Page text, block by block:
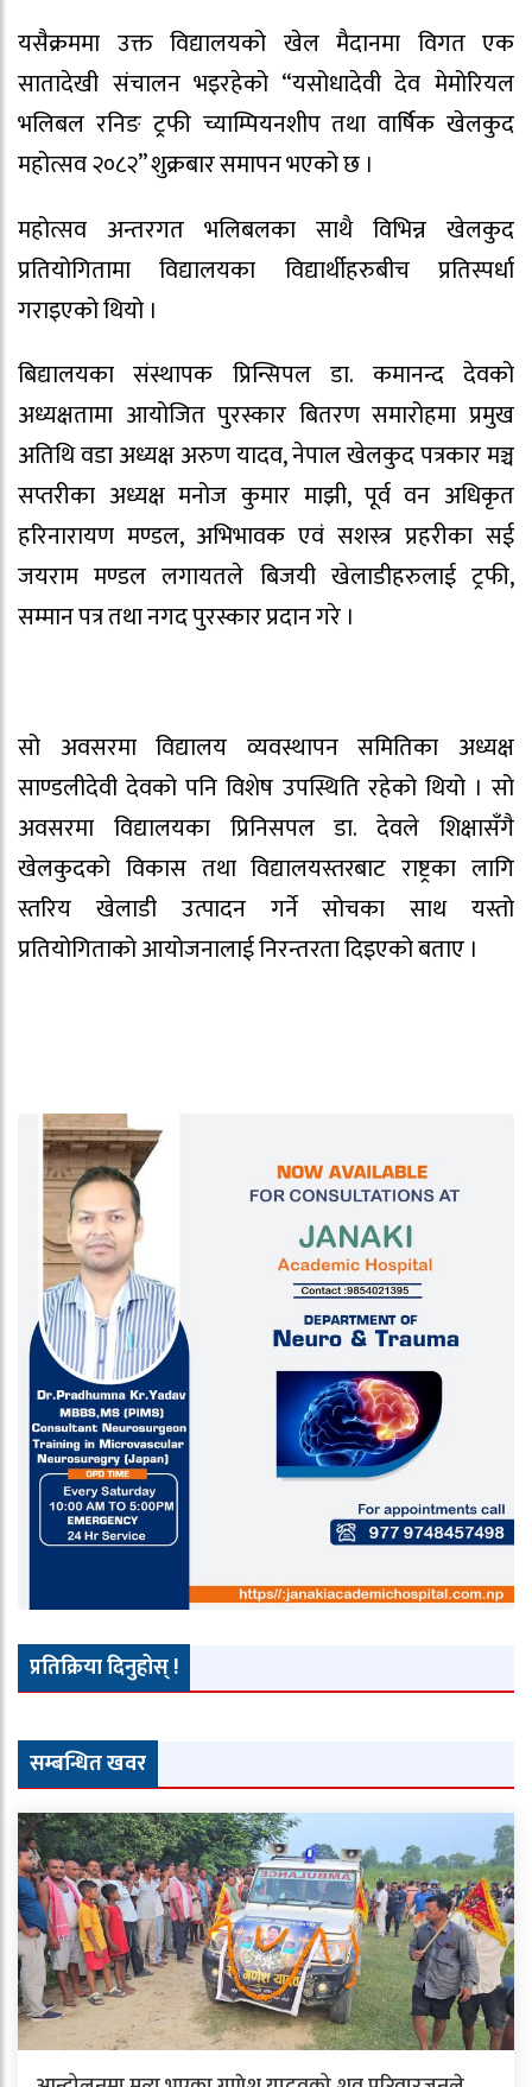
यसैक्रममा उक्त विद्यालयको खेल मैदानमा विगत एक
सातादेखी संचालन भइरहेको “यसोधादेवी देव मेमोरियल
भलिबल रनिङ ट्रफी च्याम्पियनशीप तथा वार्षिक खेलकुद
महोत्सव २०८२” शुक्रबार समापन भएको छ ।
महोत्सव अन्तरगत भलिबलका साथै विभिन्न खेलकुद
प्रतियोगितामा विद्यालयका विद्यार्थीहरुबीच प्रतिस्पर्धा
गराइएको थियो ।
बिद्यालयका संस्थापक प्रिन्सिपल डा. कमानन्द देवको
अध्यक्षतामा आयोजित पुरस्कार बितरण समारोहमा प्रमुख
अतिथि वडा अध्यक्ष अरुण यादव, नेपाल खेलकुद पत्रकार मञ्च
सप्तरीका अध्यक्ष मनोज कुमार माझी, पूर्व वन अधिकृत
हरिनारायण मण्डल, अभिभावक एवं सशस्त्र प्रहरीका सई
जयराम मण्डल लगायतले बिजयी खेलाडीहरुलाई ट्रफी,
सम्मान पत्र तथा नगद पुरस्कार प्रदान गरे ।
सो अवसरमा विद्यालय व्यवस्थापन समितिका अध्यक्ष
साण्डलीदेवी देवको पनि विशेष उपस्थिति रहेको थियो । सो
अवसरमा विद्यालयका प्रिनिसपल डा. देवले शिक्षासँगै
खेलकुदको विकास तथा विद्यालयस्तरबाट राष्ट्रका लागि
स्तरिय खेलाडी उत्पादन गर्ने सोचका साथ यस्तो
प्रतियोगिताको आयोजनालाई निरन्तरता दिइएको बताए ।
प्रतिक्रिया दिनुहोस् !
सम्बन्धित खवर